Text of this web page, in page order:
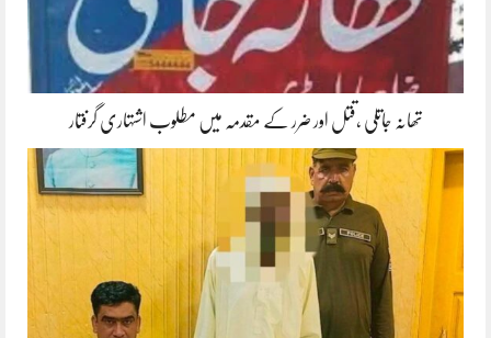
تھانہ جاتلی ،قتل اور ضرر کے مقدمہ میں مطلوب اشتہاری گرفتار